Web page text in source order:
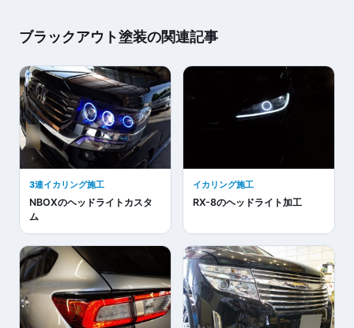
ブラックアウト塗装の関連記事
3連イカリング施工
NBOXのヘッドライトカスタ
ム
イカリング施工
RX-8のヘッドライト加工